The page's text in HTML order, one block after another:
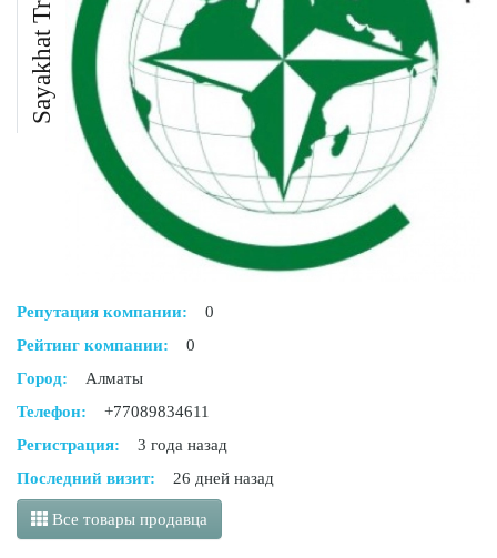
Репутация компании:
0
Рейтинг компании:
0
Город:
Алматы
Телефон:
+77089834611
Регистрация:
3 года назад
Последний визит:
26 дней назад
Все товары продавца